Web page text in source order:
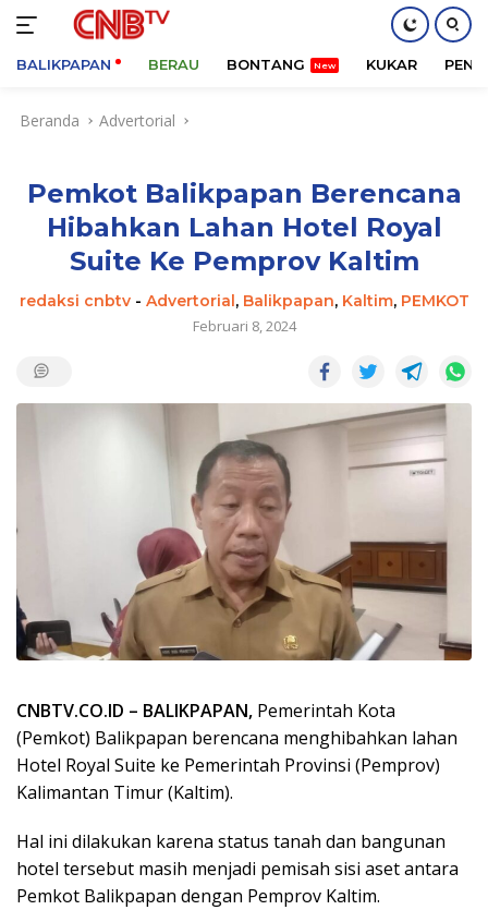
BALIKPAPAN BERAU BONTANG KUKAR
Beranda Advertorial
Pemkot Balikpapan Berencana
Hibahkan Lahan Hotel Royal
Suite Ke Pemprov Kaltim
redaksi cnbtv- Advertorial, Balikpapan, Kaltim, PEMKOT
Februari 8, 2024
CNBTV.CO.ID – BALIKPAPAN, Pemerintah Kota
(Pemkot) Balikpapan berencana menghibahkan lahan
Hotel Royal Suite ke Pemerintah Provinsi (Pemprov)
Kalimantan Timur (Kaltim).
Hal ini dilakukan karena status tanah dan bangunan
hotel tersebut masih menjadi pemisah sisi aset antara
Pemkot Balikpapan dengan Pemprov Kaltim.